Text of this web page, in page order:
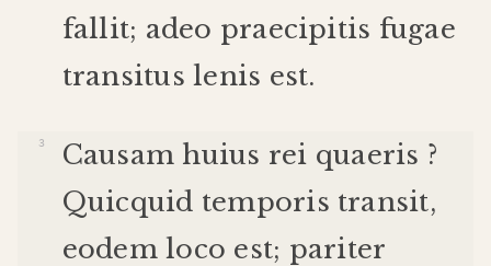
fallit; adeo praecipitis fugae
transitus lenis est.
Causam huius rei quaeris ?
Quicquid temporis transit,
eodem loco est; pariter